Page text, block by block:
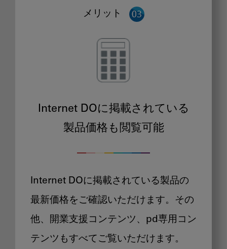
メリット
Internet DOに掲載されている
製品価格も閲覧可能
Internet DOに掲載されている製品の
最新価格をご確認いただけます。その
他、開業支援コンテンツ、pd専用コン
テンツもすべてご覧いただけます。